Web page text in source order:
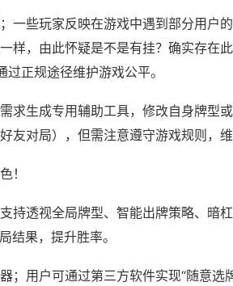
一些玩家反映在游戏中遇到部分用户
样，由此怀疑是不是有挂？确实存在
正规途径维护游戏公平。
求生成专用辅助工具，修改自身牌型
友对局），但需注意遵守游戏规则，维
！
持透视全局牌型、智能出牌策略、暗
结果，提升胜率。
；用户可通过第三方软件实现“随意选